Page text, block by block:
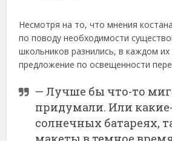
Несмотря на то, что мнения
по поводу необходимости
школьников разнились, в каждом их
предложение по освещенности
— Лучше бы что-то
придумали. Или
солнечных батареях,